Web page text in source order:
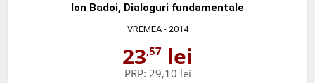
Ion Badoi, Dialoguri fundamentale
VREMEA- 2014
23,57 lei
PRP: 29,10 lei